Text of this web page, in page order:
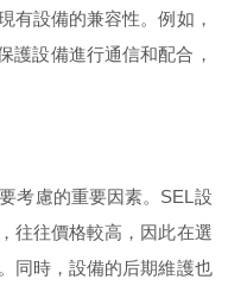
有設備的兼容性。例如，
護設備進行通信和配合，
慮的重要因素。SEL設
往往價格較高，因此在選
同時，設備的后期維護也